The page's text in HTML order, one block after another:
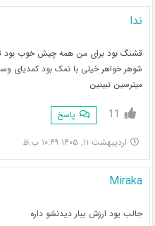
ندا
قشنگ بود برای من همه چیش خوب بود
شوهر خواهر خیلی با نمک بود کمدیای
میترسین نبینین
11 پاسخ
اردیبهشت ۱۱, ۱۴۰۵ ۱۰:۴۹ ب.ظ
Miraka
جالب یود ارزش یبار دیدنشو داره